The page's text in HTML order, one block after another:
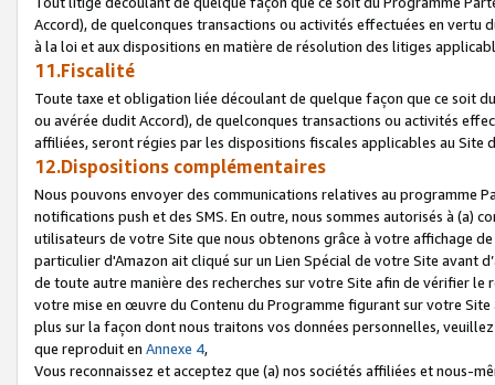
Accord), de quelconques transactions ou activités effectuées en vertu
à la loi et aux dispositions en matière de résolution des litiges
11.Fiscalité
Toute taxe et obligation liée découlant de quelque façon que ce soit
ou avérée dudit Accord), de quelconques transactions ou activités
affiliées, seront régies par les dispositions fiscales applicables au Site
12.Dispositions complémentaires
Nous pouvons envoyer des communications relatives au programme
notifications push et des SMS. En outre, nous sommes autorisés à
utilisateurs de votre Site que nous obtenons grâce à votre affichage
particulier d'Amazon ait cliqué sur un Lien Spécial de votre Site avant
de toute autre manière des recherches sur votre Site afin de vérifier
votre mise en œuvre du Contenu du Programme figurant sur votre
plus sur la façon dont nous traitons vos données personnelles,
que reproduit en Annexe 4,
Vous reconnaissez et acceptez que (a) nos sociétés affiliées et nous-